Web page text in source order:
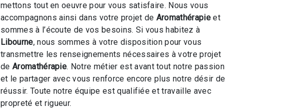
mettons tout en oeuvre pour vous satisfaire. Nous vous
accompagnons ainsi dans votre projet de Aromathérapieet
sommes à l’écoute de vos besoins. Si vous habitez à
Libourne, nous sommes à votre disposition pour vous
transmettre les renseignements nécessaires à votre projet
de Aromathérapie. Notre métier est avant tout notre passion
et le partager avec vous renforce encore plus notre désir de
réussir. Toute notre équipe est qualifiée et travaille avec
propreté et rigueur.